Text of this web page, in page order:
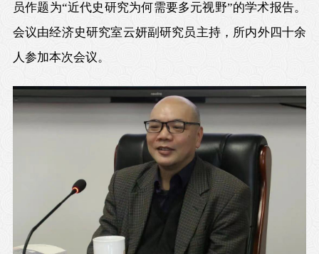
员作题为“近代史研究为何需要多元视野”的学术报告。
会议由经济史研究室云妍副研究员主持，所内外四十余
人参加本次会议。